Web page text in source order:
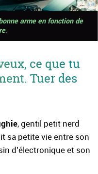
arme en fonction de
.
ce que tu
Tuer des
, gentil petit nerd
sa petite vie entre son
d’électronique et son